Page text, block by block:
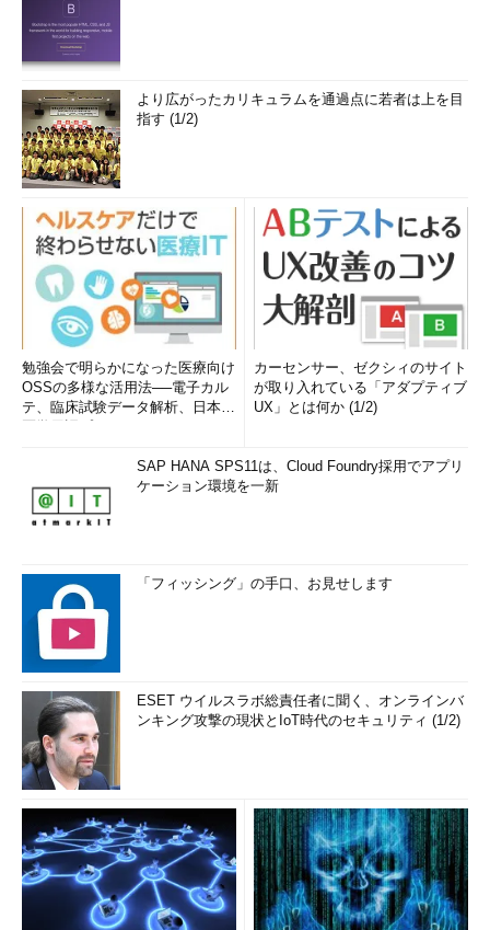
より広がったカリキュラムを通過点に若者は上を目
指す (1/2)
勉強会で明らかになった医療向け
OSSの多様な活用法──電子カル
テ、臨床試験データ解析、日本語
カーセンサー、ゼクシィのサイト
が取り入れている「アダプティブ
UX」とは何か (1/2)
SAP HANA SPS11は、Cloud Foundry採用でアプリ
ケーション環境を一新
「フィッシング」の手口、お見せします
ESET ウイルスラボ総責任者に聞く、オンラインバ
ンキング攻撃の現状とIoT時代のセキュリティ (1/2)